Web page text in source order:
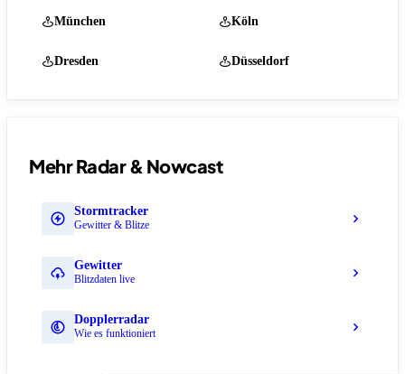
München Köln
Dresden Düsseldorf
Mehr Radar & Nowcast
Stormtracker
Gewitter & Blitze
Gewitter
Blitzdaten live
Dopplerradar
Wie es funktioniert